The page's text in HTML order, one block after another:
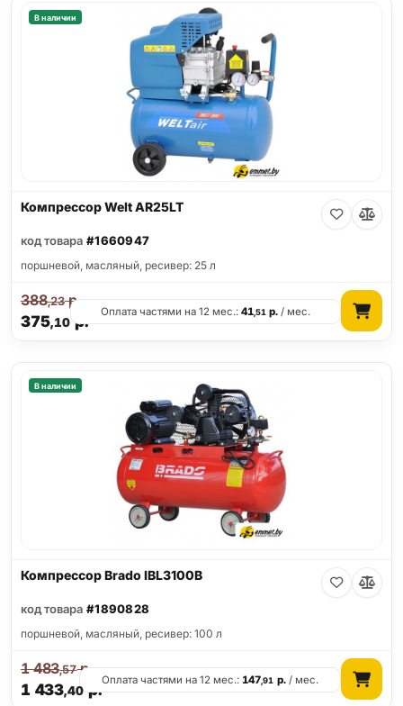
В наличии
Компрессор Welt AR25LT
код товара #1660947
поршневой, масляный, ресивер: 25 л
375,10р.
388,23р.
Оплата частями на 12 мес.:41,51 р. / мес.
В наличии
Компрессор Brado IBL3100B
код товара #1890828
поршневой, масляный, ресивер: 100 л
1 433,40 р.
1 483,57р.
Оплата частями на 12 мес.:147,91 р./ мес.